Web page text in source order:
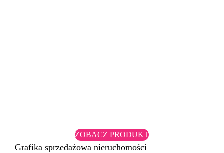
ZOBACZ PRODUKT
Grafika sprzedażowa nieruchomości